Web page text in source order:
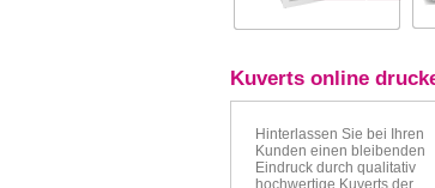
Kuverts online
Hinterlassen Sie bei Ihren
Kunden einen bleibenden
Eindruck durch qualitativ
hochwertige Kuverts der